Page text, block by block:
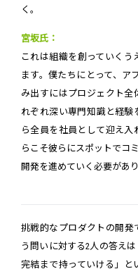
く。
宮坂氏：
これは組織を創っていく
ます。僕たちにとって、ア
み出すにはプロジェクト全
れぞれ深い専門知識と経験
ら全員を社員として迎え
らこそ彼らにスポットでコ
開発を進めていく必要があり
挑戦的なプロダクトの開発
う問いに対する2人の答え
完結まで持っていける」と